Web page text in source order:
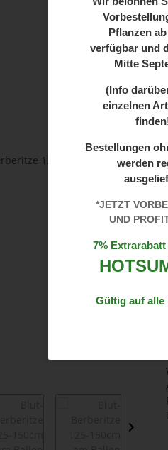
Pflanzen ab
verfügbar und
Mitte
(Info
einzelnen
Bestellungen
werden
*JETZT
UND
7%
Gültig auf alle